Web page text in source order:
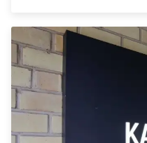
augimui, verslo ryšių ir
atvykstamojo turizmo
paketą iš Maršrutų
pretenduoti gali iki